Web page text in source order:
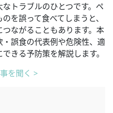
トラブルのひとつです。ペ
を誤って食べてしまうと、
ながることもあります。本
誤食の代表例や危険性、適
きる予防策を解説します。
を聞く >